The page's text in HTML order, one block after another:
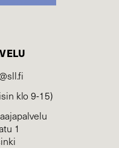
klo 9-15)
1